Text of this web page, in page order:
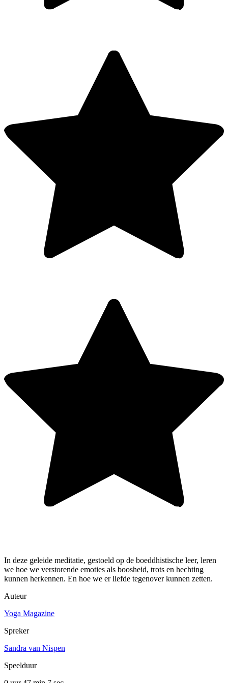
In deze geleide meditatie, gestoeld op de boeddhistische leer, leren
we hoe we verstorende emoties als boosheid, trots en hechting
kunnen herkennen. En hoe we er liefde tegenover kunnen zetten.
Auteur
Yoga Magazine
Spreker
Sandra van Nispen
Speelduur